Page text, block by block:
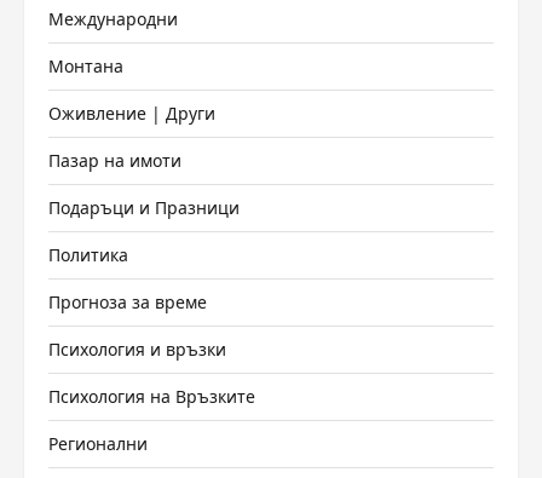
Международни
Монтана
Оживление | Други
Пазар на имоти
Подаръци и Празници
Политика
Прогноза за време
Психология и връзки
Психология на Връзките
Регионални